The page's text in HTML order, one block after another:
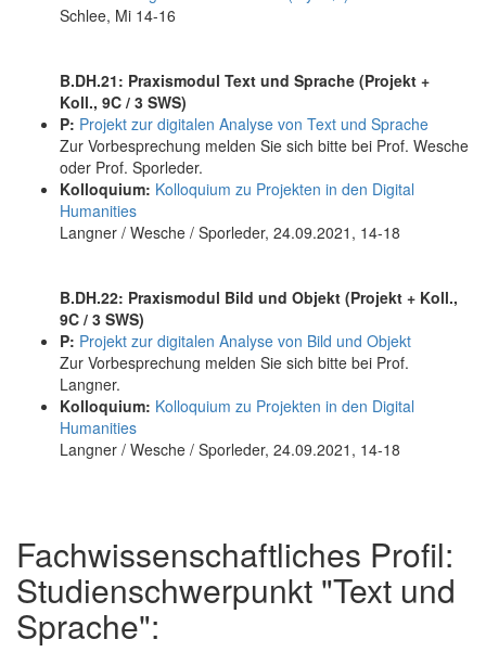
Schlee, Mi 14-16
B.DH.21: Praxismodul Text und Sprache (Projekt +
Koll., 9C / 3 SWS)
P: Projekt zur digitalen Analyse von Text und Sprache
Zur Vorbesprechung melden Sie sich bitte bei Prof. Wesche
oder Prof. Sporleder.
Kolloquium: Kolloquium zu Projekten in den Digital
Humanities
Langner / Wesche / Sporleder, 24.09.2021, 14-18
B.DH.22: Praxismodul Bild und Objekt (Projekt + Koll.,
9C / 3 SWS)
P: Projekt zur digitalen Analyse von Bild und Objekt
Zur Vorbesprechung melden Sie sich bitte bei Prof.
Langner.
Kolloquium: Kolloquium zu Projekten in den Digital
Humanities
Langner / Wesche / Sporleder, 24.09.2021, 14-18
Fachwissenschaftliches Profil:
Studienschwerpunkt "Text und
Sprache":